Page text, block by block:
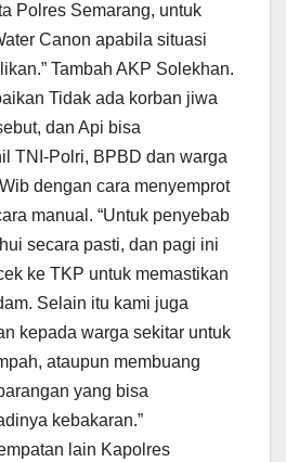
Polres Semarang, untuk
Canon apabila situasi
Tambah AKP Solekhan.
Tidak ada korban jiwa
dan Api bisa
TNI-Polri, BPBD dan warga
dengan cara menyemprot
manual. “Untuk penyebab
secara pasti, dan pagi ini
ke TKP untuk memastikan
Selain itu kami juga
kepada warga sekitar untuk
ataupun membuang
yang bisa
kebakaran.”
lain Kapolres